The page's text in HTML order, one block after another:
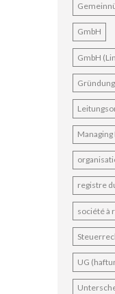
GmbH
GmbH
Gründung
registre
société à
UG